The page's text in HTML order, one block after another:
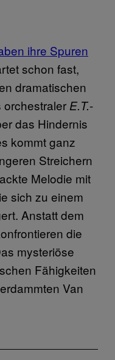
ihre Spuren
schon fast,
dramatischen
orchestraler E.T.-
das Hindernis
kommt ganz
Streichern
Melodie mit
sich zu einem
Anstatt dem
die
mysteriöse
Fähigkeiten
Van